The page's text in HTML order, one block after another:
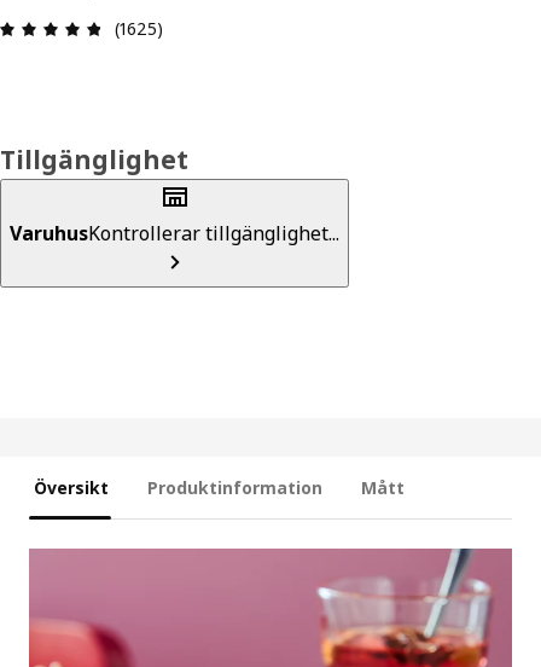
Recension: 4.8 utav 5 stjärnor. Totalt antal
(1625)
Tillgänglighet
VaruhusKontrollerar tillgänglighet...
Översikt Produktinformation Mått